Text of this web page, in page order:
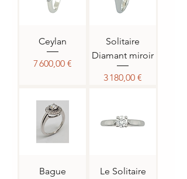
Ceylan
Prix
7 600,00 €
Solitaire
Diamant miroir
Prix
3 180,00 €
Bague
Le Solitaire